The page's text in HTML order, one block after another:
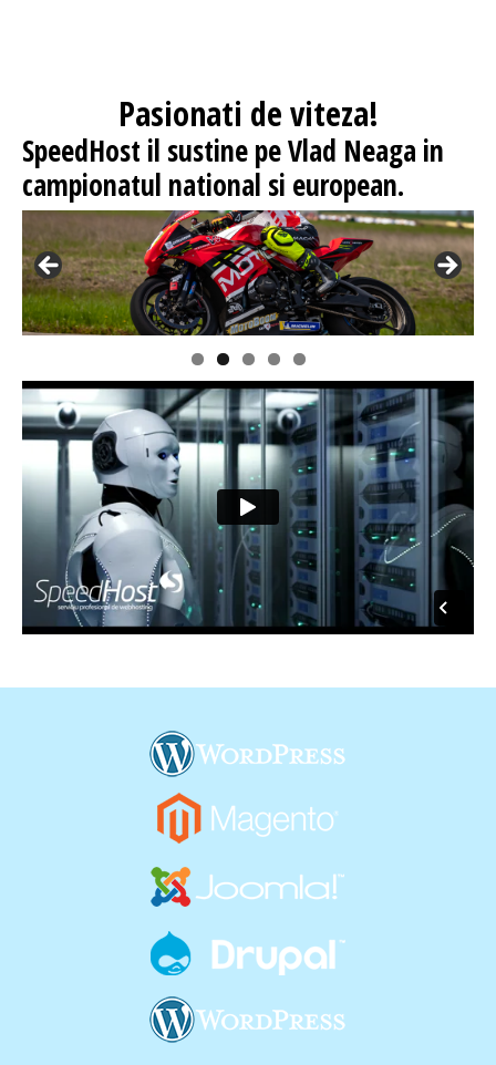
Pasionati de viteza!
SpeedHost il sustine pe Vlad Neaga in
campionatul national si european.